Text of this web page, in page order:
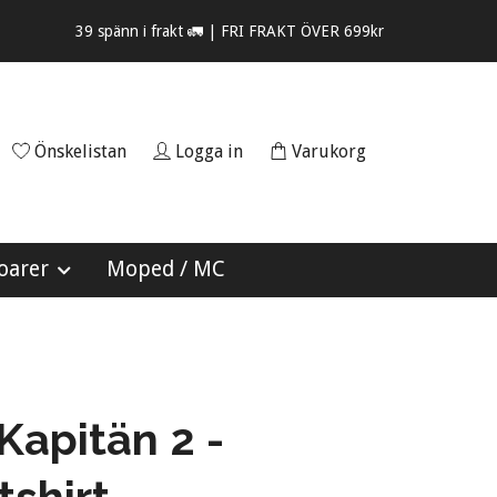
39 spänn i frakt 🚛 | FRI FRAKT ÖVER 699kr
Önskelistan Logga in Varukorg
Moped / MC
2 -